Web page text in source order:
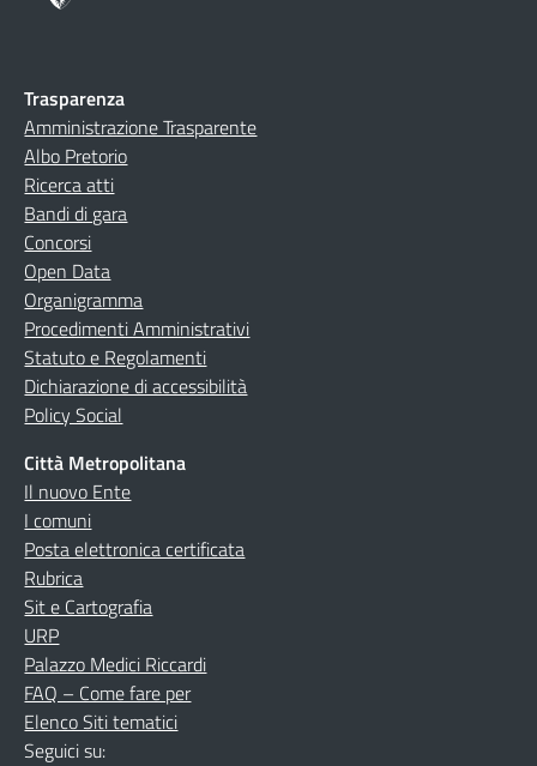
Trasparenza
Amministrazione Trasparente
Albo Pretorio
Ricerca atti
Bandi di gara
Concorsi
Open Data
Organigramma
Procedimenti Amministrativi
Statuto e Regolamenti
Dichiarazione di accessibilità
Policy Social
Città Metropolitana
Il nuovo Ente
I comuni
Posta elettronica certificata
Rubrica
Sit e Cartografia
URP
Palazzo Medici Riccardi
FAQ – Come fare per
Elenco Siti tematici
Seguici su: